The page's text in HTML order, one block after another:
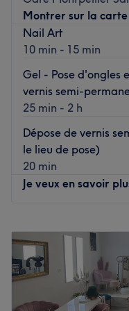
À quatre minutes à
L'équipe
compétences pour
assurant une
d'Antigone.
Nos coups de cœur
L'atmosphère : le
Les spécialités de
du corps.
Montrer sur la carte
Nail Art
10 min - 15 min
Gel - Pose d'ongles
vernis semi-
25 min - 2 h
Dépose de vernis
le lieu de pose)
20 min
Je veux en savoir
Mardi
Mercredi
Jeudi
Samedi